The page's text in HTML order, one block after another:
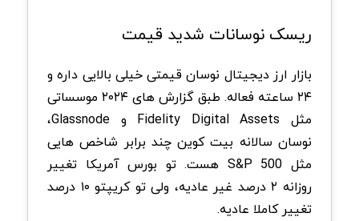
ریسک نوسانات شدید قیمت
بازار ارز دیجیتال نوسان قیمتی خیلی بالایی داره و
۲۴ ساعته فعاله. طبق گزارش های ۲۰۲۴ موسساتی
مثل Fidelity Digital Assets و Glassnode،
نوسان سالانه بیت کوین چند برابر شاخص هایی
مثل S&P 500 هست. تو بورس آمریکا تغییر
روزانه ۲ درصد غیر عادیه، ولی تو کریپتو ۱۰ درصد
تغییر کاملا عادیه.